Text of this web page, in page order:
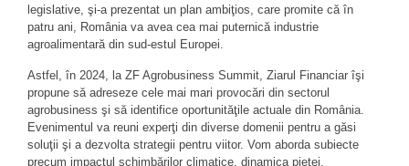
legislative, şi-a prezentat un plan ambiţios, care promite că în
patru ani, România va avea cea mai puternică industrie
agroalimentară din sud-estul Europei.
Astfel, în 2024, la ZF Agrobusiness Summit, Ziarul Financiar îşi
propune să adreseze cele mai mari provocări din sectorul
agrobusiness şi să identifice oportunităţile actuale din România.
Evenimentul va reuni experţi din diverse domenii pentru a găsi
soluţii şi a dezvolta strategii pentru viitor. Vom aborda subiecte
precum impactul schimbărilor climatice, dinamica pieţei,